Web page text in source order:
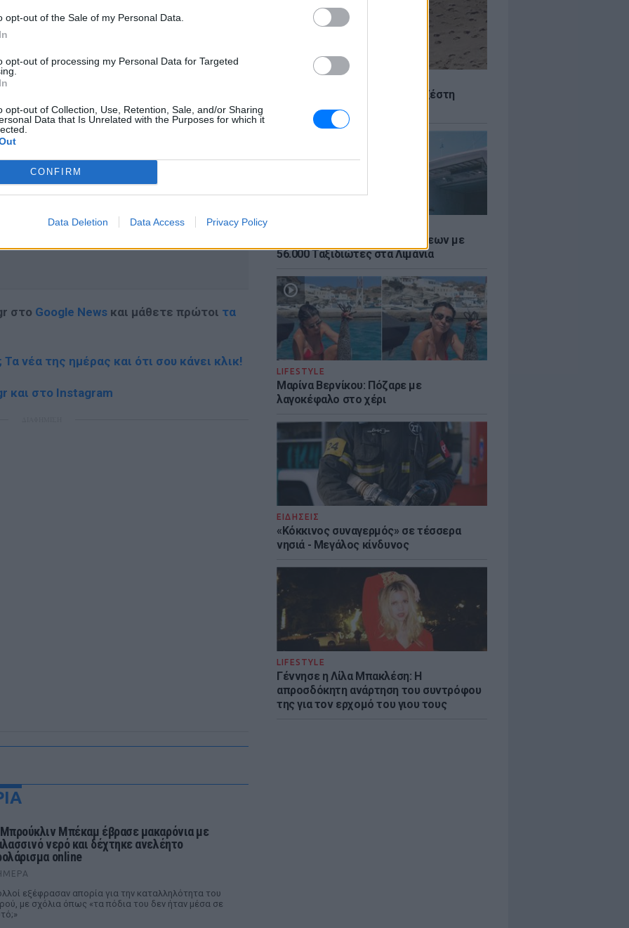
opt-out of the Sale of my Personal Data.
opt-out of processing my Personal Data for Targeted
opt-out of Collection, Use, Retention, Sale, and/or Sharing
Data that Is Unrelated with the Purposes for which it
CONFIRM
Data Deletion Data Access Privacy Policy
Καιρός: Πού θα «χτυπήσει» η ζέστη
Αύγουστος: Ρεκόρ Αναχωρήσεων με
56.000 Ταξιδιώτες στα Λιμάνια
LIFESTYLE
Μαρίνα Βερνίκου: Πόζαρε με
λαγοκέφαλο στο χέρι
ΕΙΔΗΣΕΙΣ
«Κόκκινος συναγερμός» σε τέσσερα
νησιά - Μεγάλος κίνδυνος
LIFESTYLE
Γέννησε η Λίλα Μπακλέση: Η
απροσδόκητη ανάρτηση του συντρόφου
της για τον ερχομό του γιου τους
και οποιαδήποτε άλλα υγρά του κρέατος,
στην Ελλάδα ένα τέτοιο...
τρελό.
ΔΙΑΦΗΜΙΣΗ
στο Google News και μάθετε πρώτοι τα
νέα της ημέρας και ότι σου κάνει κλικ!
και στο Instagram
Μπέκαμ έβρασε μακαρόνια με
νερό και δέχτηκε ανελέητο
online
εξέφρασαν απορία για την καταλληλότητα του
με σχόλια όπως «τα πόδια του δεν ήταν μέσα σε